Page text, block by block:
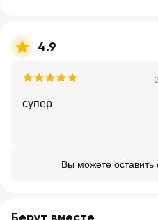
4.9
супер
Вы можете оставить